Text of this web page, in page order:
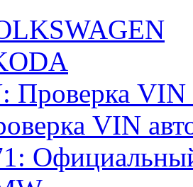
Проверка VIN
VIN